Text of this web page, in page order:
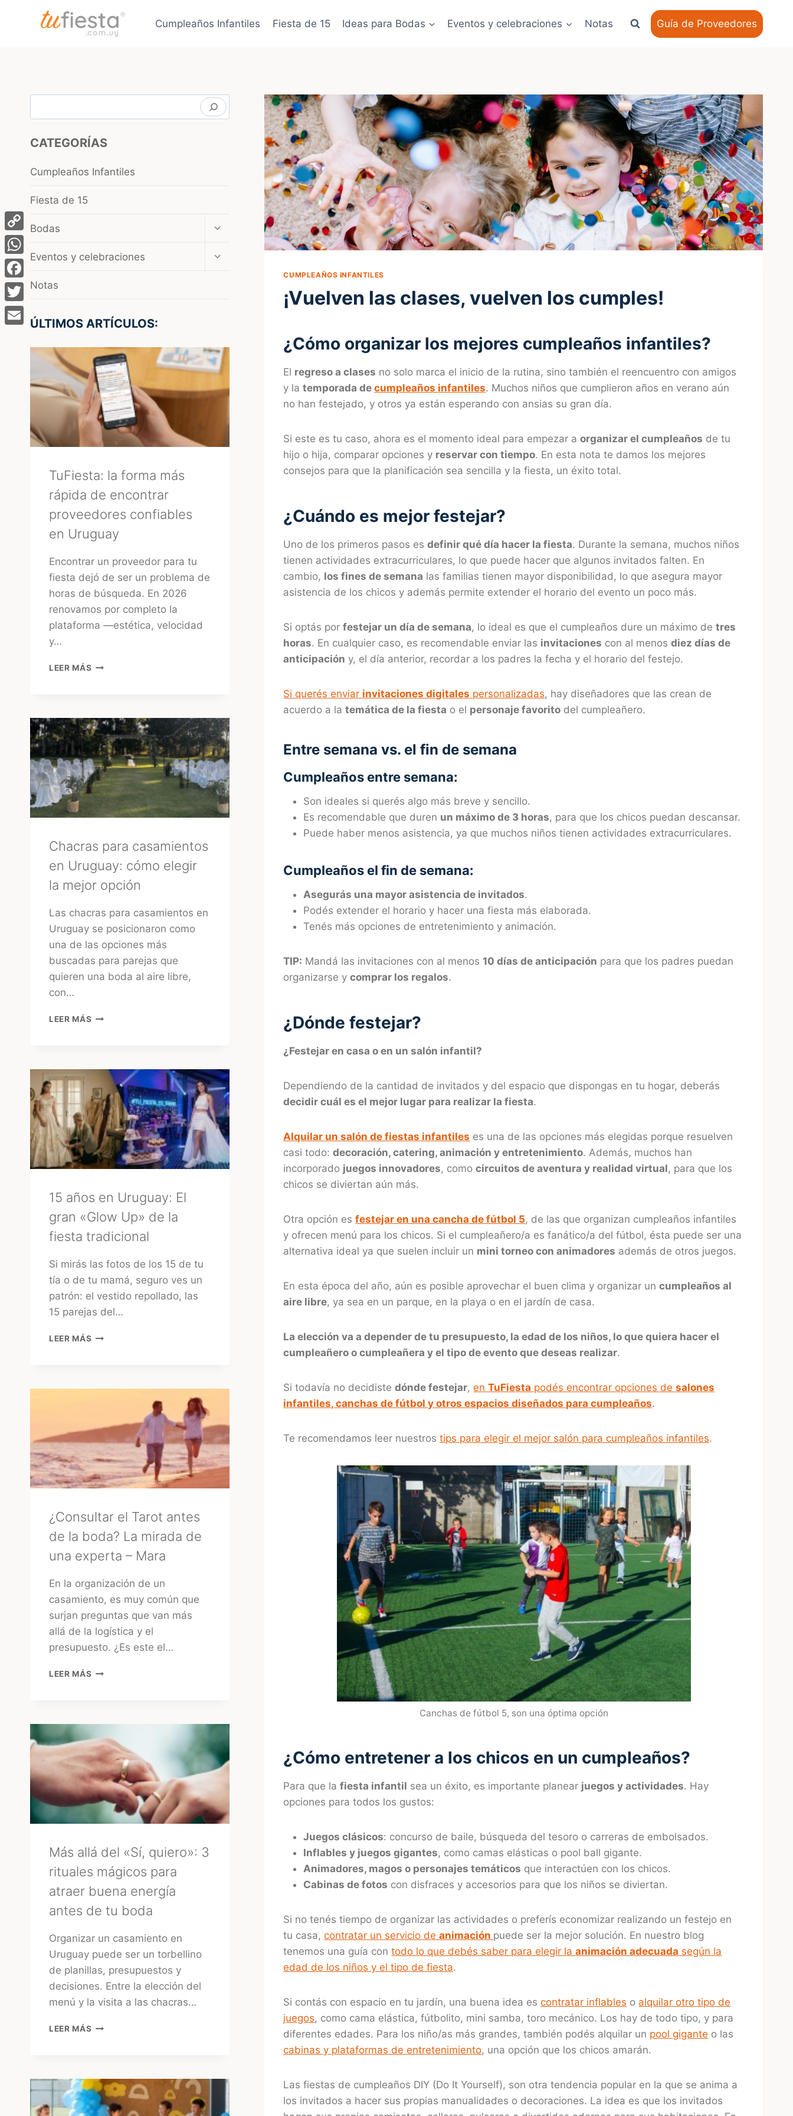
Cumpleaños Infantiles Fiesta de 15 Ideas para Bodas Eventos y celebraciones Notas Guía de Proveedores
CUMPLEAÑOS INFANTILES
¡Vuelven las clases, vuelven los cumples!
¿Cómo organizar los mejores cumpleaños infantiles?
El regreso a clases no solo marca el inicio de la rutina, sino también el reencuentro con amigos
y latemporada decumpleaños infantiles. Muchos niños que cumplieron años en verano aún
no han festejado, y otros ya están esperando con ansias su gran día.
Si este es tu caso, ahora es el momento ideal para empezar aorganizar el cumpleaños de tu
hijo o hija, comparar opciones y reservar con tiempo. En esta nota te damos los mejores
consejos para que la planificación sea sencilla y la fiesta, un éxito total.
¿Cuándo es mejor festejar?
Uno de los primeros pasos esdefinir qué día hacer la fiesta. Durante la semana, muchos niños
tienen actividades extracurriculares, lo que puede hacer que algunos invitados falten. En
cambio, los fines de semana las familias tienen mayor disponibilidad, lo que asegura mayor
asistencia de los chicos y además permite extender el horario del evento un poco más.
Si optás porfestejar un día de semana, lo ideal es que el cumpleaños dure un máximo detres
horas. En cualquier caso, es recomendable enviar las invitaciones con al menosdiez días de
anticipación y, el día anterior, recordar a los padres la fecha y el horario del festejo.
Si querés enviar invitaciones digitales personalizadas, hay diseñadores que las crean de
acuerdo a latemática de la fiesta o el personaje favorito del cumpleañero.
Entre semana vs. el fin de semana
Cumpleaños entre semana:
Son ideales si querés algo más breve y sencillo.
Es recomendable que duren un máximo de 3 horas, para que los chicos puedan descansar.
Puede haber menos asistencia, ya que muchos niños tienen actividades extracurriculares.
Cumpleaños el fin de semana:
Asegurás una mayor asistencia de invitados.
Podés extender el horario y hacer una fiesta más elaborada.
Tenés más opciones de entretenimiento y animación.
TIP: Mandá las invitaciones con al menos 10 días de anticipación para que los padres puedan
organizarse ycomprar los regalos.
¿Dónde festejar?
¿Festejar en casa o en un salón infantil?
Dependiendo de la cantidad de invitados y del espacio que dispongas en tu hogar, deberás
decidir cuál es el mejor lugar para realizar la fiesta.
Alquilar un salón de fiestas infantiles es una de las opciones más elegidas porque resuelven
casi todo:decoración, catering, animación y entretenimiento. Además, muchos han
incorporado juegos innovadores, comocircuitos de aventura y realidad virtual, para que los
chicos se diviertan aún más.
Otra opción esfestejar en una cancha de fútbol 5, de las que organizan cumpleaños infantiles
y ofrecen menú para los chicos. Si el cumpleañero/a es fanático/a del fútbol, ésta puede ser una
alternativa ideal ya que suelen incluir un mini torneo con animadores además de otros juegos.
‌En esta época del año, aún es posible aprovechar el buen clima y organizar uncumpleaños al
aire libre, ya sea en un parque, en la playa o en el jardín de casa.
La elección va a depender de tu presupuesto, la edad de los niños, lo que quiera hacer el
cumpleañero o cumpleañera y el tipo de evento que deseas realizar.
Si todavía no decidistedónde festejar,enTuFiesta podés encontrar opciones desalones
infantiles, canchas de fútbol y otros espacios diseñados para cumpleaños.
Te recomendamos leer nuestrostips para elegir el mejor salón para cumpleaños infantiles.
Canchas de fútbol 5, son una óptima opción
¿Cómo entretener a los chicos en un cumpleaños?
Para que lafiesta infantil sea un éxito, es importante planear juegos y actividades. Hay
opciones para todos los gustos:
Juegos clásicos: concurso de baile, búsqueda del tesoro o carreras de embolsados.
Inflables y juegos gigantes, como camas elásticas o pool ball gigante.
Animadores, magos o personajes temáticos que interactúen con los chicos.
Cabinas de fotos con disfraces y accesorios para que los niños se diviertan.
Si no tenés tiempo de organizar las actividades o preferís economizar realizando un festejo en
tu casa,contratar un servicio deanimación puede ser la mejor solución. En nuestro blog
tenemos una guía contodo lo que debés saber para elegir laanimación adecuada según la
edad de los niños y el tipo de fiesta.
Si contás con espacio en tu jardín, una buena idea escontratar inflables o alquilar otro tipo de
juegos, como cama elástica, fútbolito, mini samba, toro mecánico. Los hay de todo tipo, y para
diferentes edades. Para los niño/as más grandes, también podés alquilar un pool gigante o las
cabinas y plataformas de entretenimiento, una opción que los chicos amarán.
Las fiestas de cumpleaños DIY (Do It Yourself), son otra tendencia popular en la que se anima a
los invitados a hacer sus propias manualidades o decoraciones. La idea es que los invitados
CATEGORÍAS
Cumpleaños Infantiles
Fiesta de 15
Bodas
Ampliar
hijo
Eventos y celebraciones
Ampliar
Notas
ÚLTIMOS ARTÍCULOS:
TuFiesta: la forma más
rápida de encontrar
proveedores confiables
en Uruguay
Encontrar un proveedor para tu
fiesta dejó de ser un problema de
horas de búsqueda. En 2026
renovamos por completo la
plataforma —estética, velocidad
y…
LEER MÁS TUFIESTA:
DE
ENCONTRAR
PROVEEDORES
CONFIABLES
EN
URUGUAY
Chacras para casamientos
en Uruguay: cómo elegir
la mejor opción
Las chacras para casamientos en
Uruguay se posicionaron como
una de las opciones más
buscadas para parejas que
quieren una boda al aire libre,
con…
LEER MÁS CHACRAS
CÓMO
ELEGIR
LA
MEJOR
OPCIÓN
15 años en Uruguay: El
gran «Glow Up» de la
fiesta tradicional
Si mirás las fotos de los 15 de tu
tía o de tu mamá, seguro ves un
patrón: el vestido repollado, las
15 parejas del…
LEER MÁS
LA
FIESTA
TRADICIONAL
¿Consultar el Tarot antes
de la boda? La mirada de
una experta – Mara
En la organización de un
casamiento, es muy común que
surjan preguntas que van más
allá de la logística y el
presupuesto. ¿Es este el…
LEER MÁS ¿CONSULTAR
BODA?
LA
MIRADA
DE
UNA
EXPERTA
Más allá del «Sí, quiero»: 3
rituales mágicos para
atraer buena energía
antes de tu boda
Organizar un casamiento en
Uruguay puede ser un torbellino
de planillas, presupuestos y
decisiones. Entre la elección del
menú y la visita a las chacras…
LEER MÁS MÁS
3
RITUALES
MÁGICOS
Copy
Link
WhatsApp
Facebook
Twitter